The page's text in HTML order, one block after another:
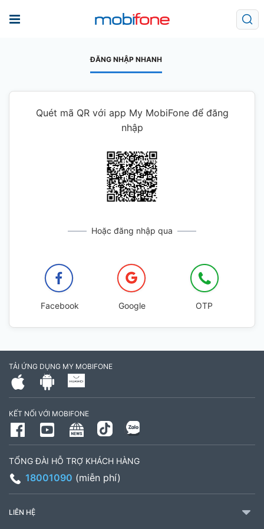
ĐĂNG NHẬP NHANH
Quét mã QR với app My MobiFone để đăng
nhập
Hoặc đăng nhập qua
Facebook Google OTP
TẢI ỨNG DỤNG MY MOBIFONE
KẾT NỐI VỚI MOBIFONE
TỔNG ĐÀI HỖ TRỢ KHÁCH HÀNG
18001090 (miễn phí)
LIÊN HỆ